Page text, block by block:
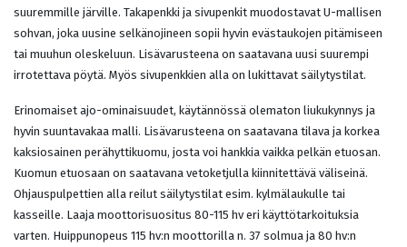
suuremmille järville. Takapenkki ja sivupenkit muodostavat U-mallisen
sohvan, joka uusine selkänojineen sopii hyvin evästaukojen pitämiseen
tai muuhun oleskeluun. Lisävarusteena on saatavana uusi suurempi
irrotettava pöytä. Myös sivupenkkien alla on lukittavat säilytystilat.
Erinomaiset ajo-ominaisuudet, käytännössä olematon liukukynnys ja
hyvin suuntavakaa malli. Lisävarusteena on saatavana tilava ja korkea
kaksiosainen perähyttikuomu, josta voi hankkia vaikka pelkän etuosan.
Kuomun etuosaan on saatavana vetoketjulla kiinnitettävä väliseinä.
Ohjauspulpettien alla reilut säilytystilat esim. kylmälaukulle tai
kasseille. Laaja moottorisuositus 80-115 hv eri käyttötarkoituksia
varten. Huippunopeus 115 hv:n moottorilla n. 37 solmua ja 80 hv:n